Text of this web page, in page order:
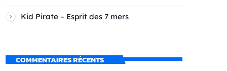
Kid Pirate – Esprit des 7 mers
COMMENTAIRES RÉCENTS